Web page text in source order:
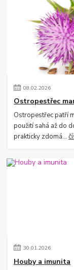
08.02.2026
Ostropestřec
Ostropestřec patří
použití sahá až do
prakticky zdomá...
30.01.2026
Houby a imunita